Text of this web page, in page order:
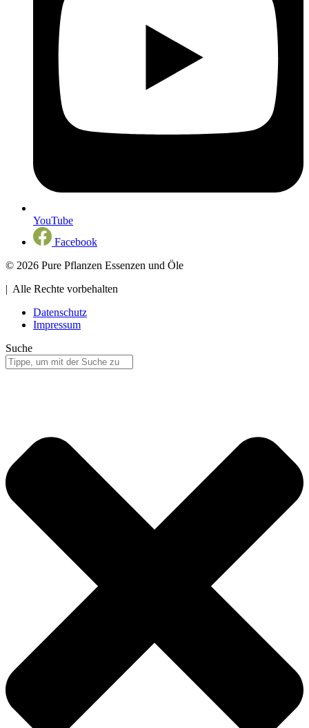
YouTube
Facebook
© 2026 Pure Pflanzen Essenzen und Öle
| Alle Rechte vorbehalten
Datenschutz
Impressum
Suche